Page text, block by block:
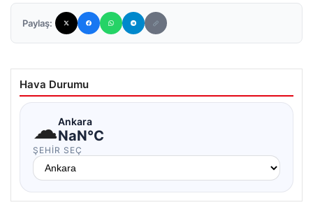
Paylaş:
Hava Durumu
☁Ankara
NaN°C
ŞEHIR SEÇ